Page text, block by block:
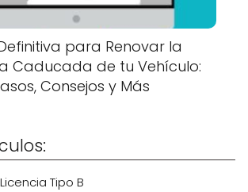
para Renovar la
Caducada de tu Vehículo:
Consejos y Más
Tipo B